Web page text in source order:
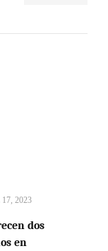
2023
dos
en